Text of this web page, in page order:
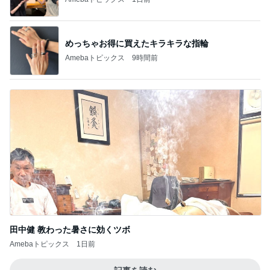
めっちゃお得に買えたキラキラな指輪
Amebaトピックス 9時間前
田中健 教わった暑さに効くツボ
Amebaトピックス 1日前